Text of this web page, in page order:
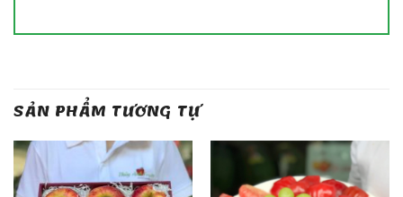
SẢN PHẨM TƯƠNG TỰ